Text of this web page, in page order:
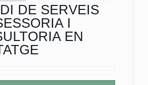
DE SERVEIS
I
EN